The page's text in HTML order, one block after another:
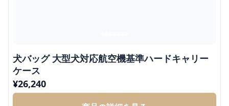
犬バッグ 大型犬対応航空機基準ハードキャリー
ケース
¥26,240